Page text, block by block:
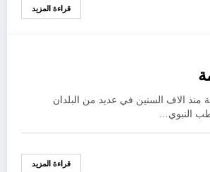
قراءة المزيد
منذ الاف السنين في عديد من البلدان
النبوي…
قراءة المزيد